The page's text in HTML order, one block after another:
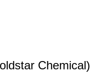
Chemical)